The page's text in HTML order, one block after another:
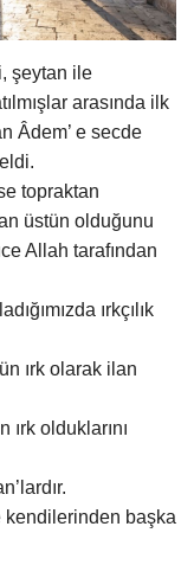
şeytan ile
arasında ilk
Âdem’ e secde
topraktan
üstün olduğunu
Allah tarafından
ırkçılık
ırk olarak ilan
olduklarını
kendilerinden başka